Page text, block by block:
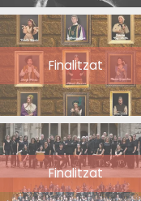
Finalitzat
Finalitzat